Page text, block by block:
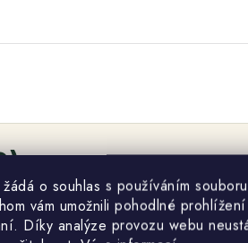
žádá o souhlas s používáním
vám umožnili pohodlné
Díky analýze provozu webu
Prosímpřihlaste senebo se